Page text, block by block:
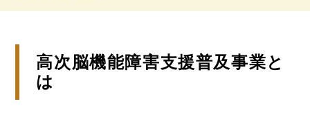
高次脳機能障害支援普及事業と
は